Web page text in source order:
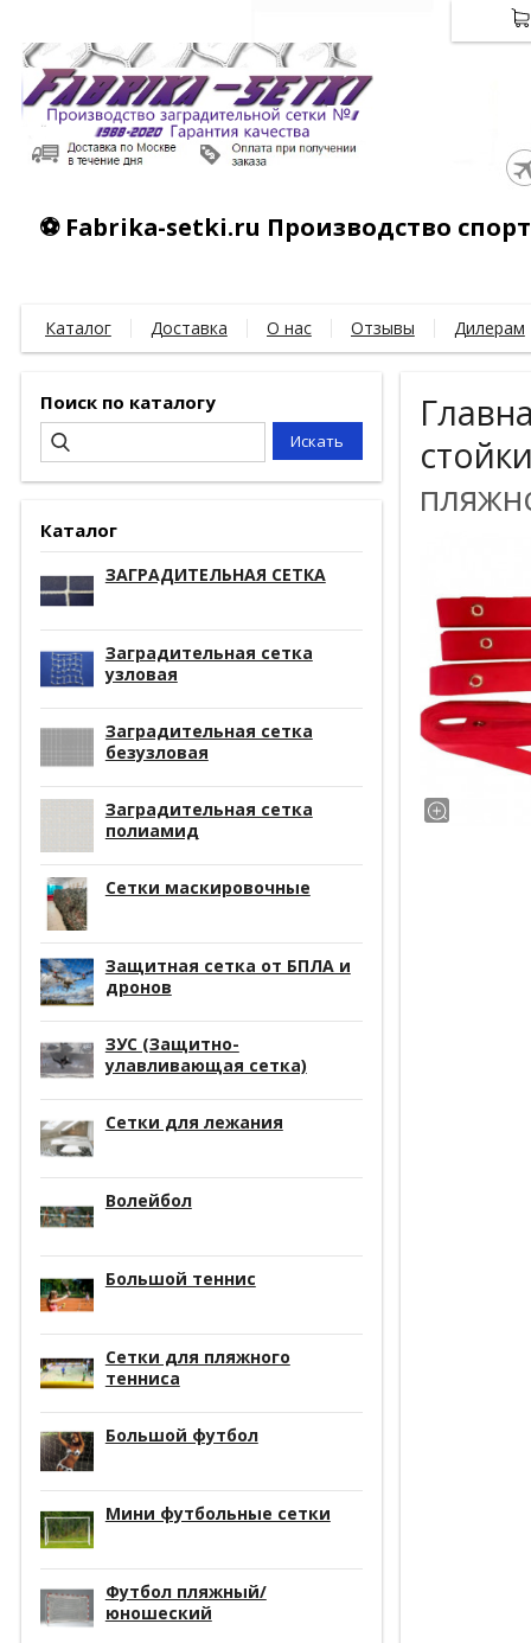
⚽ Fabrika-setki.ru Производство
Каталог Доставка О нас Отзывы Дилерам
Поиск по каталогу
Каталог
ЗАГРАДИТЕЛЬНАЯ СЕТКА
Заградительная сетка
узловая
Заградительная сетка
безузловая
Заградительная сетка
полиамид
Сетки маскировочные
Защитная сетка от БПЛА и
дронов
ЗУС (Защитно-
улавливающая сетка)
Сетки для лежания
Волейбол
Большой теннис
Сетки для пляжного
тенниса
Большой футбол
Мини футбольные сетки
Футбол пляжный/
юношеский